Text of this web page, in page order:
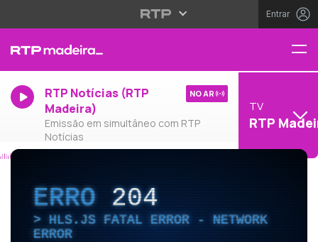
Entrar
RTP Notícias (RTP
Madeira)
Emissão em simultâneo com RTP
Notícias
NO AR
TV
RTP
ERRO204
HLS.JS FATAL ERROR - NETWORK
ERROR